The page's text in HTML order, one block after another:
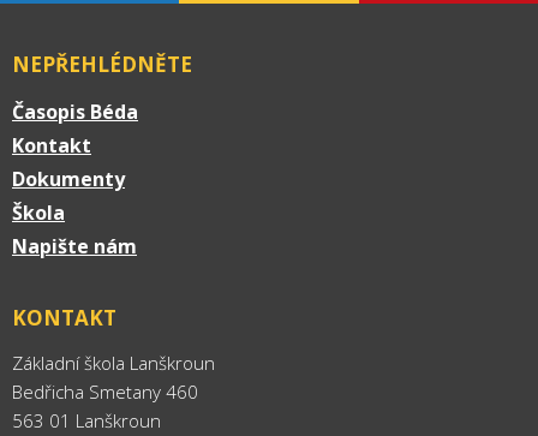
NEPŘEHLÉDNĚTE
Časopis Béda
Kontakt
Dokumenty
Škola
Napište nám
KONTAKT
Základní škola Lanškroun
Bedřicha Smetany 460
563 01 Lanškroun